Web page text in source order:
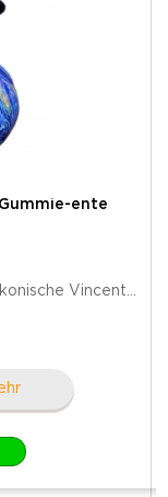
ente
Vincent...